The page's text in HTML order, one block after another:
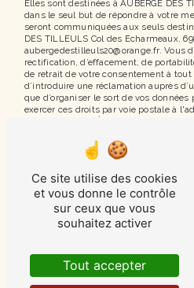
Elles sont destinées à AUBERGE DES
dans le seul but de répondre à votre
seront communiquées aux seuls
DES TILLEULS Col des Echarmeaux,
aubergedestilleuls20@orange.fr. Vous
rectification, d’effacement, de
de retrait de votre consentement à
d’introduire une réclamation auprès
que d’organiser le sort de vos
exercer ces droits par voie postale à
69870 Poule-les-Écharmeaux ou par
aubergedestilleuls20@orange.fr. Un
être demandé. Nous conservons vos
prise de contact puis pendant la
probatoires et de gestion des
inscrire sur la liste d'opposition au
disponible à cette adresse:
plus d’informations sur vos droits.
Recherches
Ce site utilise des cookies
et vous donne le contrôle
sur ceux que vous
souhaitez activer
Tout accepter